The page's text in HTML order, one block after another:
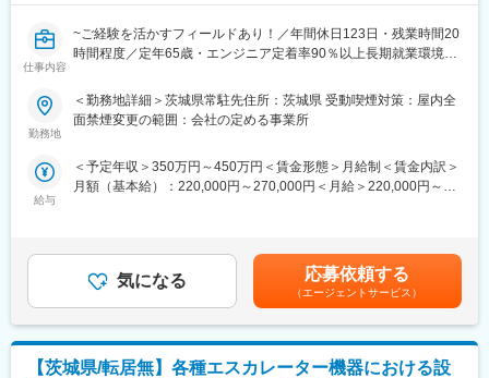
変更の範囲：会社の定める業務
・手厚い福利厚生：配属先への勤務に伴う引っ越し費用に関して
は、会社が全額負担します。家賃補助の金額に関して、6万円（家
■福利厚生「SS&CU制度」：
制度です。U・Iターンしたい、上流工程へ挑戦したいなど転職に
ともなうリスクを気にすることなく、社内で自分の新しいキャリ
変更の範囲：会社の定める業務
仕事内容
~ご経験を活かすフィールドあり！／年間休日123日・残業時間20
時間程度／定年65歳・エンジニア定着率90％以上長期就業環境あ
弊社クライアント先にてCADオペレーターとして業務に従事して
■業務内容
・２次元ＣＡＤ・３次元ＣＡＤをによるデータ作成
・安全衛生・品質向上・環境維持活動
・ＰＬＭ回覧
・マスタ登録関連業務、受注管理・庶務業務（手配・購買発注、
見積作成、受注処理）
その他付随業務の対応をお願いいたします。
勤務地
＜勤務地詳細＞茨城県常駐先住所：茨城県 受動喫煙対策：屋内全
面禁煙変更の範囲：会社の定める事業所
給与
＜予定年収＞350万円～450万円＜賃金形態＞月給制＜賃金内訳＞
月額（基本給）：220,000円～270,000円＜月給＞220,000円～
の金額であり、選考を通じて上下する可能性があります。月給(月
額)は固定手当を含めた表記です。
気になる 応募依頼する
（エージェントサービス）
【茨城県/転居無】各種エスカレーター機器における設